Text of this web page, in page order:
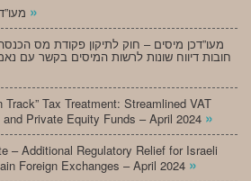
»
חובות דיווח שונות לרשות המיסים בקשר עם
Track” Tax Treatment: Streamlined VAT
Private Equity Funds – April 2024 »
– Additional Regulatory Relief for Israeli
Foreign Exchanges – April 2024 »